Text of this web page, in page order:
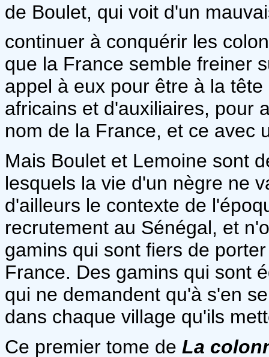
de Boulet, qui voit d'un
continuer à conquérir les
que la France semble freiner
appel à eux pour être à la
africains et d'auxiliaires, pour
nom de la France, et ce avec
Mais Boulet et Lemoine sont
lesquels la vie d'un nègre ne
d'ailleurs le contexte de
recrutement au Sénégal, et
gamins qui sont fiers de
France. Des gamins qui sont
qui ne demandent qu'à s'en
dans chaque village qu'ils
Ce premier tome de La